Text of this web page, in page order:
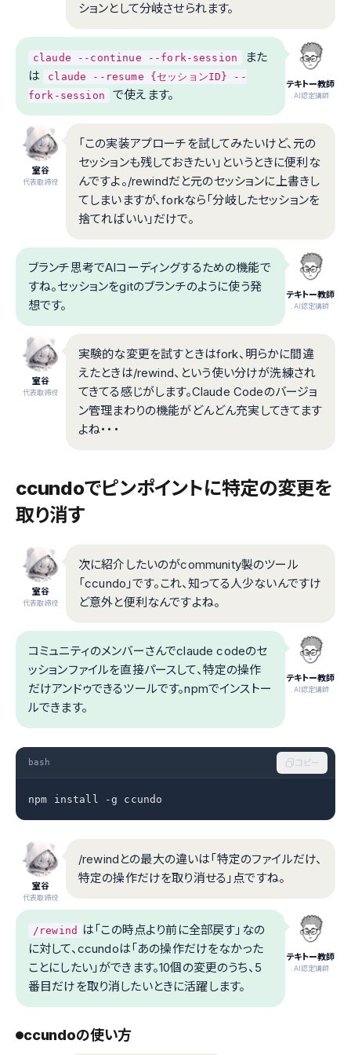
ションとして分岐させられます。
テキトー教師
.AI認定講師
claude --continue --fork-session
また
は
claude --resume {セッションID} --
fork-session
で使えます。
室谷
代表取締役
「この実装アプローチを試してみたいけど、元の
セッションも残しておきたい」というときに便利な
んですよ。/rewindだと元のセッションに上書きし
てしまいますが、forkなら「分岐したセッションを
捨てればいい」だけで。
テキトー教師
.AI認定講師
ブランチ思考でAIコーディングするための機能で
すね。セッションをgitのブランチのように使う発
想です。
室谷
代表取締役
実験的な変更を試すときはfork、明らかに間違
えたときは/rewind、という使い分けが洗練され
てきてる感じがします。Claude Codeのバージョ
ン管理まわりの機能がどんどん充実してきてます
よね・・・
ccundoでピンポイントに特定の変更を
取り消す
室谷
代表取締役
次に紹介したいのがcommunity製のツール
「ccundo」です。これ、知ってる人少ないんですけ
ど意外と便利なんですよね。
テキトー教師
.AI認定講師
コミュニティのメンバーさんでclaude codeのセ
ッションファイルを直接パースして、特定の操作
だけアンドゥできるツールです。npmでインストー
ルできます。
bash コピー
npm install -g ccundo
室谷
代表取締役
/rewindとの最大の違いは「特定のファイルだけ、
特定の操作だけを取り消せる」点ですね。
テキトー教師
.AI認定講師
/rewind
は「この時点より前に全部戻す」なの
に対して、ccundoは「あの操作だけをなかった
ことにしたい」ができます。10個の変更のうち、5
番目だけを取り消したいときに活躍します。
ccundoの使い方